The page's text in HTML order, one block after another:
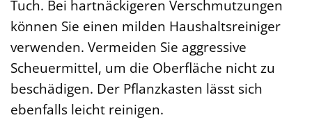
Tuch. Bei hartnäckigeren Verschmutzungen
können Sie einen milden Haushaltsreiniger
verwenden. Vermeiden Sie aggressive
Scheuermittel, um die Oberfläche nicht zu
beschädigen. Der Pflanzkasten lässt sich
ebenfalls leicht reinigen.